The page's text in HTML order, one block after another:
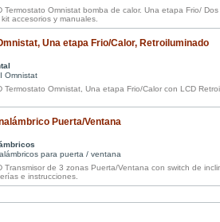
Termostato Omnistat bomba de calor. Una etapa Frio/
accesorios y manuales.
Una etapa Frio/Calor, Retroiluminado
Omnistat
Termostato Omnistat, Una etapa Frio/Calor con LCD
Puerta/Ventana
para puerta / ventana
Transmisor de 3 zonas Puerta/Ventana con switch de
e instrucciones.